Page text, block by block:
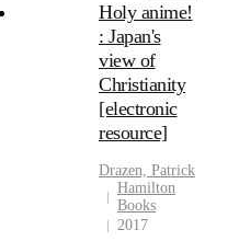
Holy anime!
: Japan's
view of
Christianity
[electronic
resource]
Drazen, Patrick
Hamilton
Books
2017